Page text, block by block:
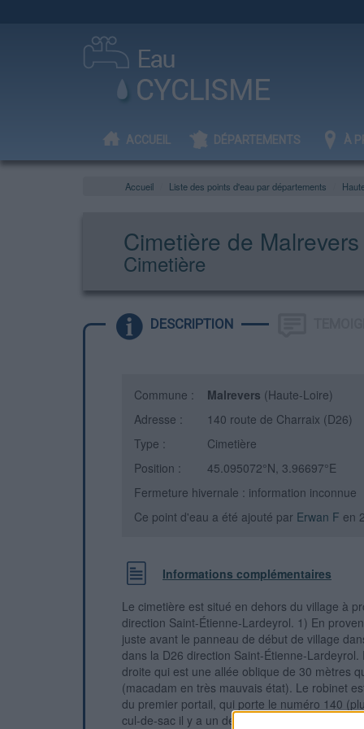
ACCUEIL DÉPARTEMENTS À
Accueil Liste des points d'eau par départements
Cimetière de Malrevers
Cimetière
DESCRIPTION
Commune : Malrevers (Haute-Loire)
Adresse :
140 route de Charraix (D26)
Type :
Cimetière
Position :
45.095072°N, 3.96697°E
Fermeture hivernale : information inconnue
Ce point d'eau a été ajouté par Erwan F en
Informations complémentaires
Le cimetière est situé en dehors du village à
direction Saint-Étienne-Lardeyrol. 1) En
juste avant le panneau de début de village
dans la D26 direction Saint-Étienne-
droite qui est une allée oblique de 30 mètres
(macadam en très mauvais état). Le robinet
du premier portail, qui porte le numéro 140
cul-de-sac il y a un deuxième portail donnant